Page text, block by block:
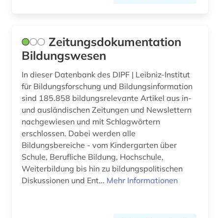
sozialwissenschaften (3)
soziologie (1)
spanien (2)
spanisch (2)
spanische philologie (1)
sprachwissenschaft (2)
staatsrecht (1)
suchmaschine (1)
Zeitungsdokumentation
Bildungswesen
In dieser Datenbank des DIPF | Leibniz-Institut
für Bildungsforschung und Bildungsinformation
sind 185.858 bildungsrelevante Artikel aus in-
und ausländischen Zeitungen und Newslettern
nachgewiesen und mit Schlagwörtern
erschlossen. Dabei werden alle
Bildungsbereiche - vom Kindergarten über
Schule, Berufliche Bildung, Hochschule,
Weiterbildung bis hin zu bildungspolitischen
Diskussionen und Ent... Mehr Informationen